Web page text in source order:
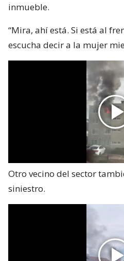
inmueble.
“Mira, ahí está. Si está al
escucha decir a la mujer
Otro vecino del sector
siniestro.